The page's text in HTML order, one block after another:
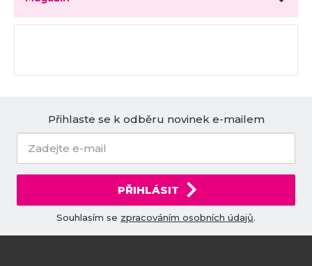
Přihlaste se k odběru novinek e-mailem
PŘIHLÁSIT
Souhlasím se zpracováním osobních údajů.